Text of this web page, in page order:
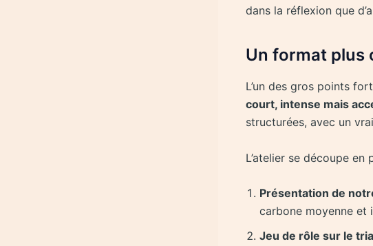
dans la réflexion que
Un format
L’un des gros points
court, intense mais
structurées, avec un
L’atelier se découpe en
Présentation de
carbone moyenne et
Jeu de rôle sur le